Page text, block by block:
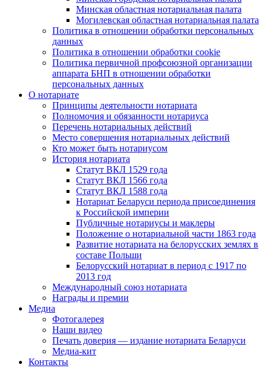
Минская областная нотариальная палата
Могилевская областная нотариальная палата
Политика в отношении обработки персональных
данных
Политика в отношении обработки cookie
Политика первичной профсоюзной организации
аппарата БНП в отношении обработки
персональных данных
О нотариате
Принципы деятельности нотариата
Полномочия и обязанности нотариуса
Перечень нотариальных действий
Место совершения нотариальных действий
Кто может быть нотариусом
История нотариата
Статут ВКЛ 1529 года
Статут ВКЛ 1566 года
Статут ВКЛ 1588 года
Нотариат Беларуси периода присоединения
к Российской империи
Публичные нотариусы и маклеры
Положение о нотариальной части 1863 года
Развитие нотариата на белорусских землях в
составе Польши
Белорусский нотариат в период с 1917 по
2013 год
Международный союз нотариата
Награды и премии
Медиа
Фотогалерея
Наши видео
Печать доверия — издание нотариата Беларуси
Медиа-кит
Контакты